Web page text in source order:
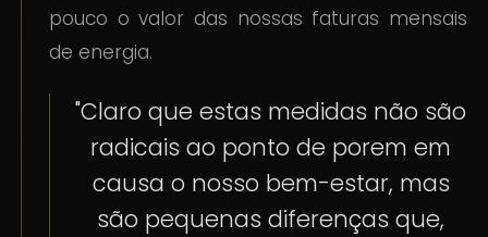
pouco o valor das nossas faturas mensais
de energia.
"Claro que estas medidas não são
radicais ao ponto de porem em
causa o nosso bem-estar, mas
são pequenas diferenças que,